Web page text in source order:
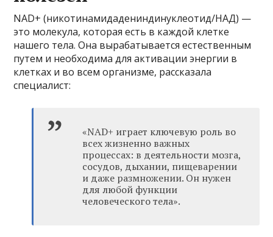
NAD+ (никотинамидадениндинуклеотид/НАД) —
это молекула, которая есть в каждой клетке
нашего тела. Она вырабатывается естественным
путем и необходима для активации энергии в
клетках и во всем организме, рассказала
специалист:
«NAD+ играет ключевую роль во
всех жизненно важных
процессах: в деятельности мозга,
сосудов, дыхании, пищеварении
и даже размножении. Он нужен
для любой функции
человеческого тела».